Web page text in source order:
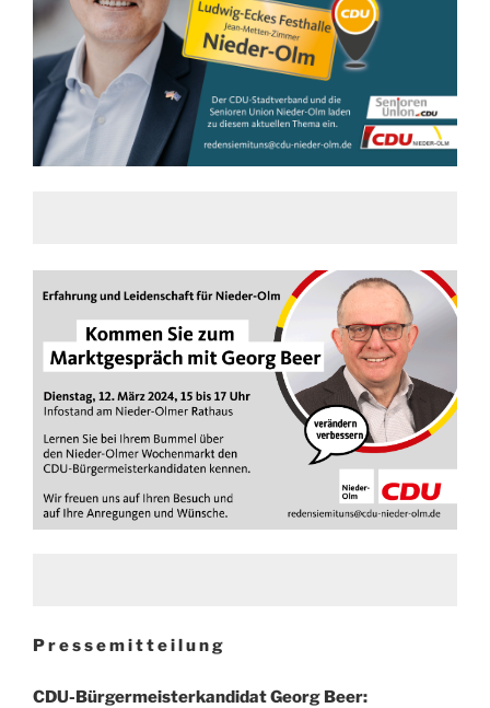
P r e s s e m i t t e i l u n g
CDU-Bürgermeisterkandidat Georg Beer: